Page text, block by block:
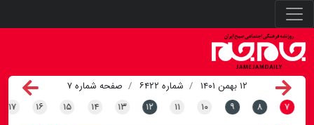
۱۲ بهمن ۱۴۰۱ شماره ۶۴۲۲
صفحه شماره ۷
۷ ۸ ۹ ۱۰ ۱۱ ۱۲ ۱۳ ۱۴ ۱۵ ۱۶ ۱۷